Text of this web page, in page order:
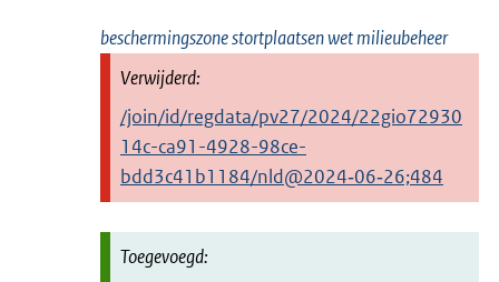
beschermingszone stortplaatsen wet milieubeheer
/join/id/regdata/pv27/2024/22gio72930
14c-ca91-4928-98ce-
bdd3c41b1184/nld@2024‑06‑26;484